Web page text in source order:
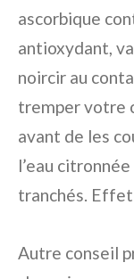
ascorbique
antioxydant,
noircir au
tremper votre
avant de les
l’eau
tranchés.
Autre conseil